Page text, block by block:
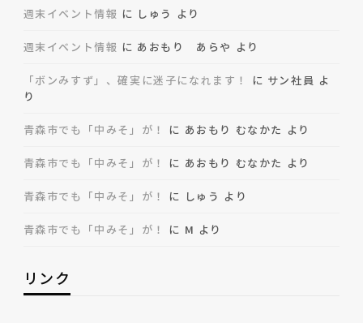
週末イベント情報 に しゅう より
週末イベント情報 に あおもり あらや より
「ボンみすず」、確実に迷子になれます！ に サン社員 よ
り
青森市でも「中みそ」が！ に あおもり むなかた より
青森市でも「中みそ」が！ に あおもり むなかた より
青森市でも「中みそ」が！ に しゅう より
青森市でも「中みそ」が！ に M より
リンク